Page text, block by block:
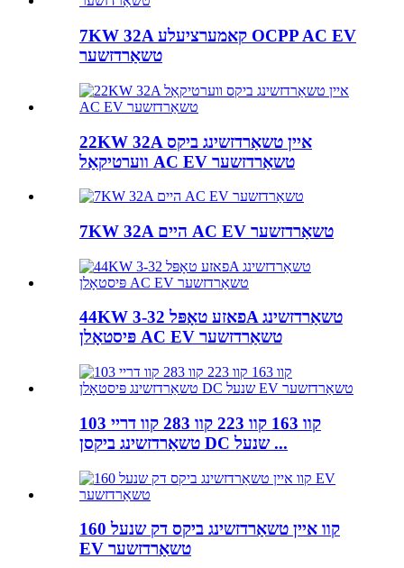
7KW 32A קאמערציעלע OCPP AC EV
טשאַרדזשער
22KW 32A איין טשאַרדזשינג ביקס
ווערטיקאַל AC EV טשאַרדזשער
7KW 32A היים AC EV טשאַרדזשער
44KW 3-פאזע טאָפּל 32A טשאַרדזשינג
פּיסטאָלן AC EV טשאַרדזשער
103 קוו 163 קוו 223 קוו 283 קוו דריי
טשאַרדזשינג ביקסן DC שנעל ...
160 קוו איין טשאַרדזשינג ביקס דק שנעל
EV טשאַרדזשער